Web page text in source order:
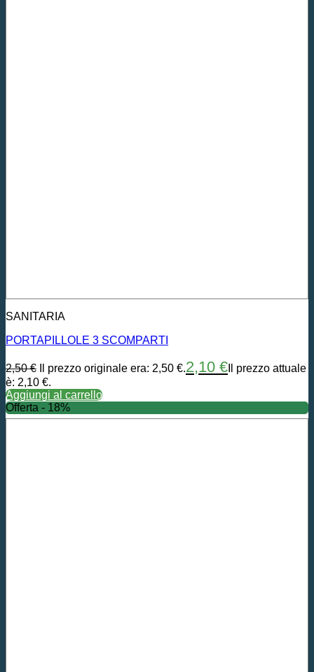
SANITARIA
PORTAPILLOLE 3 SCOMPARTI
2,50€ Il prezzo originale era: 2,50 €.2,10 € Il prezzo attuale
è: 2,10 €.
Aggiungi al carrello
Offerta - 18%